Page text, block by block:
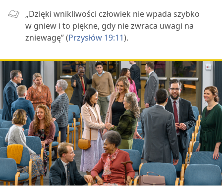
„Dzięki wnikliwości człowiek nie wpada szybko
w gniew i to piękne, gdy nie zwraca uwagi na
zniewagę” (Przysłów 19:11).